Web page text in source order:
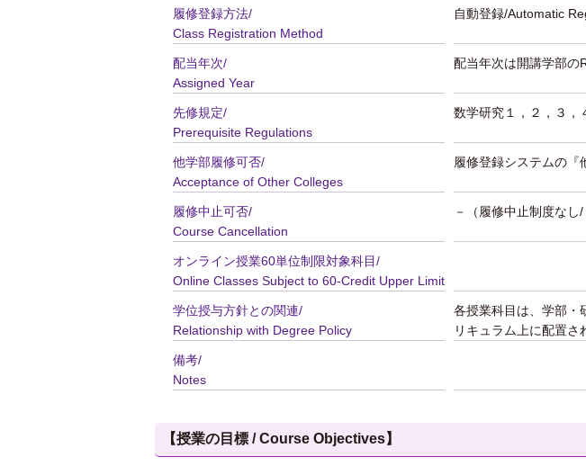
履修登録方法/
Class Registration Method
自動登録/Automatic
配当年次/
Assigned Year
配当年次は開講学部の
先修規定/
Prerequisite Regulations
数学研究１，２，３，
他学部履修可否/
Acceptance of Other Colleges
履修登録システムの『
履修中止可否/
Course Cancellation
－（履修中止制度な
オンライン授業60単位制限対象科目/
Online Classes Subject to 60-Credit Upper Limit
学位授与方針との関連/
Relationship with Degree Policy
各授業科目は、学部・
リキュラム上に配置さ
備考/
Notes
【授業の目標 / Course Objectives】